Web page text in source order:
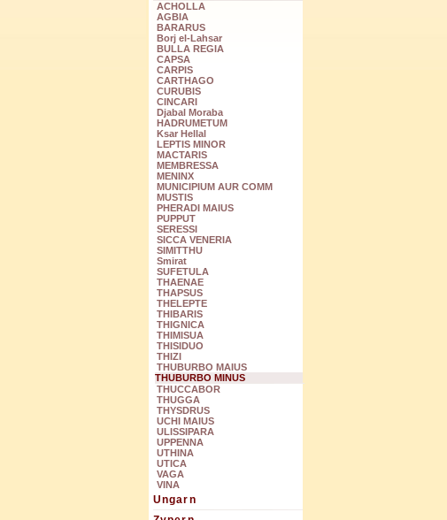
ACHOLLA
AGBIA
BARARUS
Borj el-Lahsar
BULLA REGIA
CAPSA
CARPIS
CARTHAGO
CURUBIS
CINCARI
Djabal Moraba
HADRUMETUM
Ksar Hellal
LEPTIS MINOR
MACTARIS
MEMBRESSA
MENINX
MUNICIPIUM AUR COMM
MUSTIS
PHERADI MAIUS
PUPPUT
SERESSI
SICCA VENERIA
SIMITTHU
Smirat
SUFETULA
THAENAE
THAPSUS
THELEPTE
THIBARIS
THIGNICA
THIMISUA
THISIDUO
THIZI
THUBURBO MAIUS
THUBURBO MINUS
THUCCABOR
THUGGA
THYSDRUS
UCHI MAIUS
ULISSIPARA
UPPENNA
UTHINA
UTICA
VAGA
VINA
Ungarn